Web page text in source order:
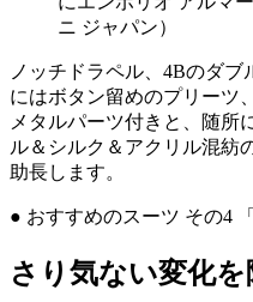
ニ ジャパン）
ノッチドラペル、4Bのダブ
にはボタン留めのプリーツ
メタルパーツ付きと、随所
ル＆シルク＆アクリル混紡
助長します。
● おすすめのスーツ その4
さり気ない変化